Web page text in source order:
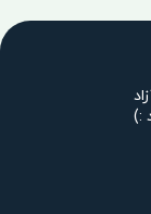
:)